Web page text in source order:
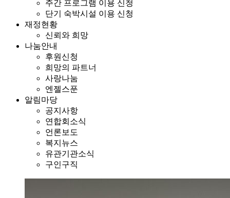
주간 프로그램 이용 신청
단기 숙박시설 이용 신청
재정현황
신뢰와 희망
나눔안내
후원신청
희망의 파트너
사랑나눔
엔젤스푼
알림마당
공지사항
연합회소식
언론보도
복지뉴스
유관기관소식
구인구직